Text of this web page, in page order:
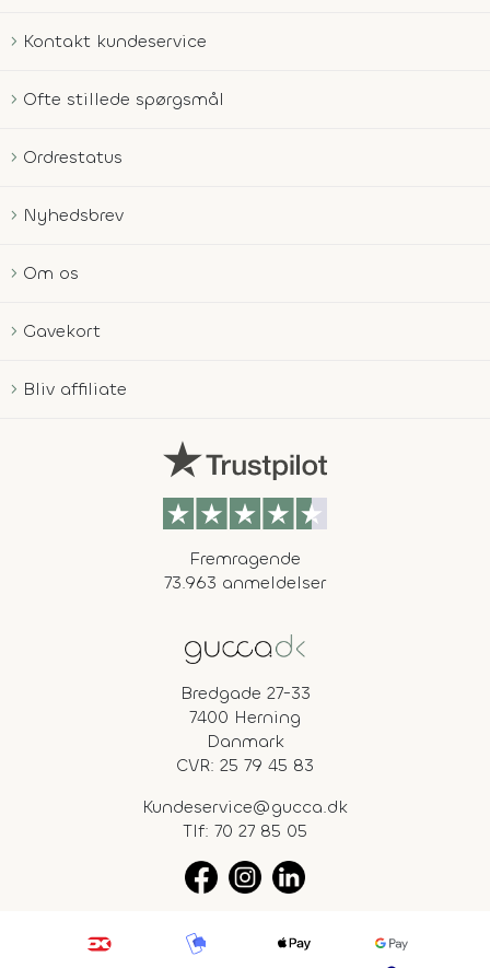
Kontakt kundeservice
Ofte stillede spørgsmål
Ordrestatus
Nyhedsbrev
Om os
Gavekort
Bliv affiliate
Fremragende
73.963 anmeldelser
Bredgade 27-33
7400 Herning
Danmark
CVR: 25 79 45 83
Kundeservice@gucca.dk
Tlf: 70 27 85 05